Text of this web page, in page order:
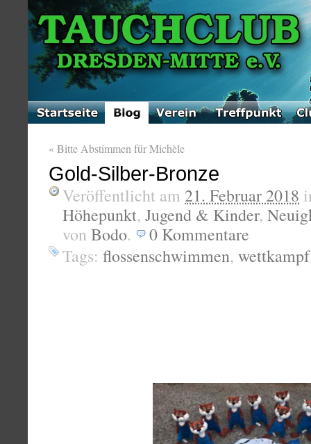
«Bitte Abstimmen für Michèle
Gold-Silber-Bronze
Veröffentlicht am 21. Februar 2018
Höhepunkt, Jugend & Kinder,
von Bodo. 0 Kommentare
Tags: flossenschwimmen, wettkampf